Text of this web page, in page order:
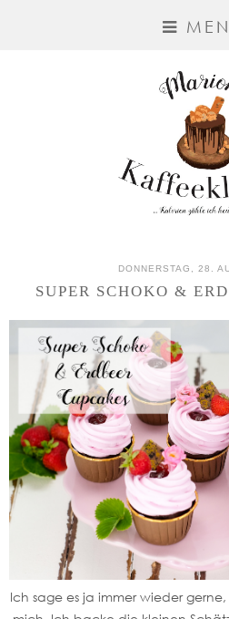
DONNERSTAG, 28.
SUPER SCHOKO &
Ich sage es ja immer wieder